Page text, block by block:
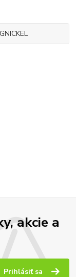
akcie a
Prihlásiť sa